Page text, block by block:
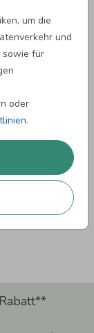
um die
und
sowie für
oder
.